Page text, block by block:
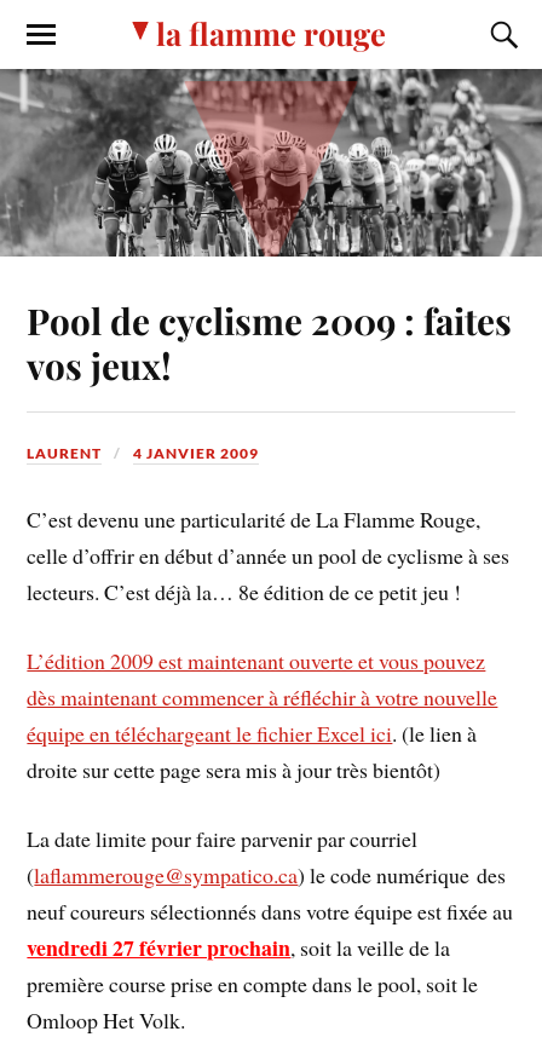
la flamme rouge
Pool de cyclisme 2009 : faites
vos jeux!
LAURENT 4 JANVIER 2009
C’est devenu une particularité de La Flamme Rouge,
celle d’offrir en début d’année un pool de cyclisme à ses
lecteurs. C’est déjà la… 8e édition de ce petit jeu !
L’édition 2009 est maintenant ouverte et vous pouvez
dès maintenant commencer à réfléchir à votre nouvelle
équipe en téléchargeant le fichier Excel ici. (le lien à
droite sur cette page sera mis à jour très bientôt)
La date limite pour faire parvenir par courriel
(laflammerouge@sympatico.ca) le code numérique des
neuf coureurs sélectionnés dans votre équipe est fixée au
vendredi 27 février prochain, soit la veille de la
première course prise en compte dans le pool, soit le
Omloop Het Volk.